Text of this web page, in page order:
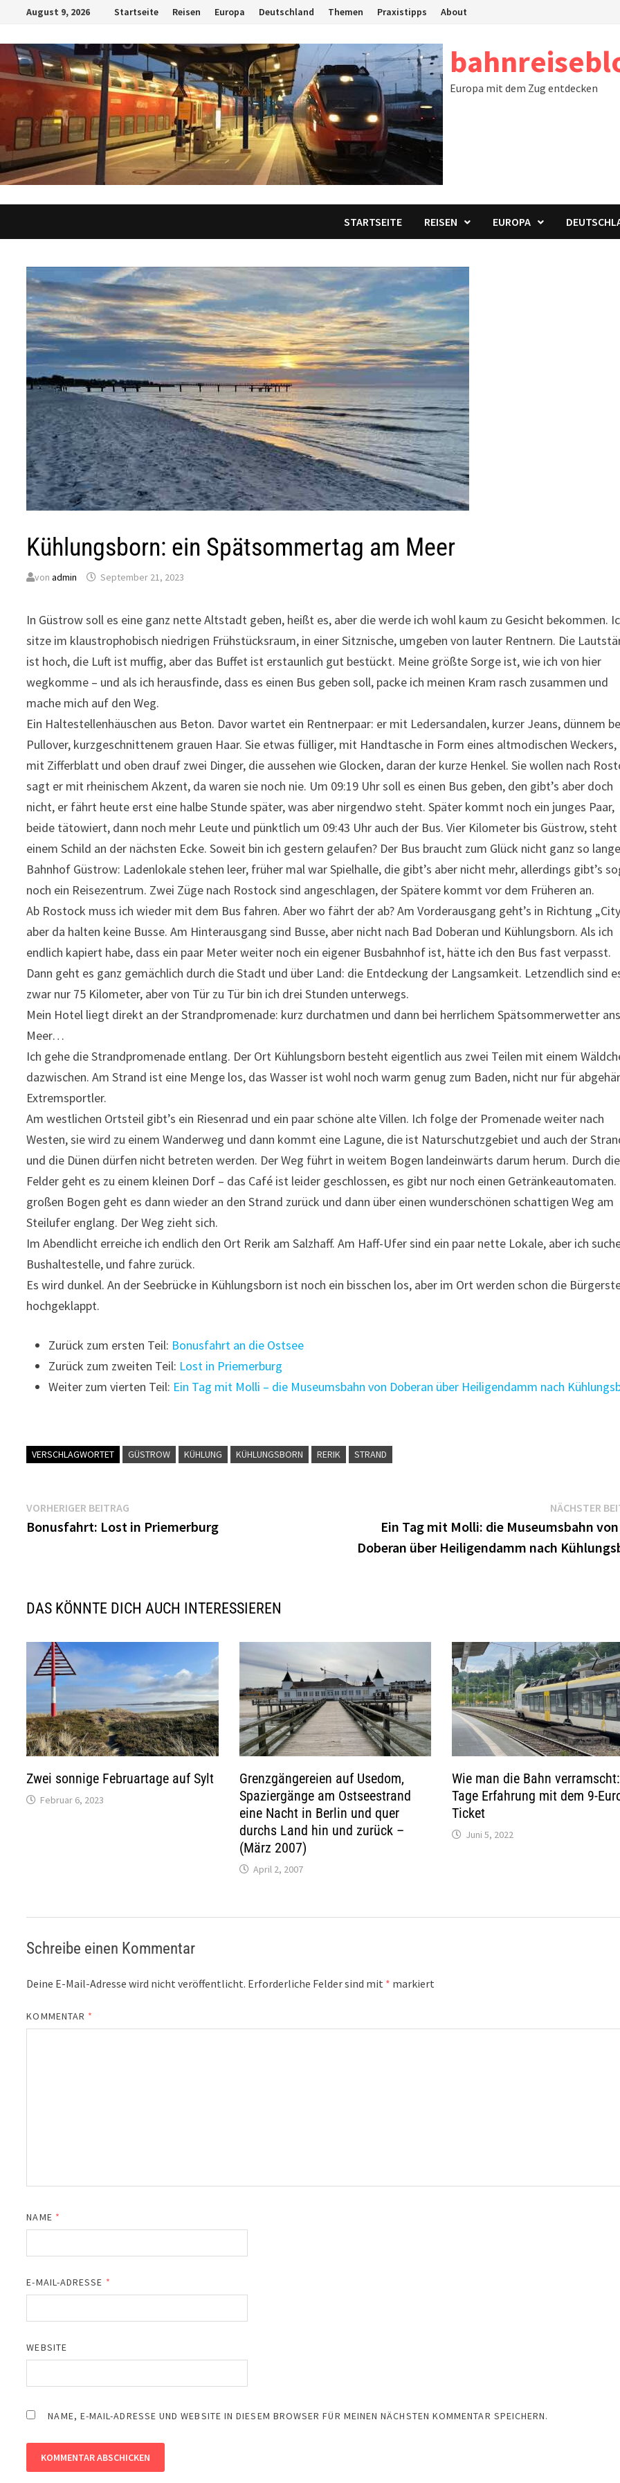
springen
August 9, 2026 Startseite Reisen Europa Deutschland Themen Praxistipps About
Europa mit dem Zug entdecken
STARTSEITE REISEN EUROPA
Kühlungsborn: ein Spätsommertag am Meer
vonadmin September 21, 2023
In Güstrow soll es eine ganz nette Altstadt geben, heißt es, aber die werde ich wohl kaum zu Gesicht bekommen.
sitze im klaustrophobisch niedrigen Frühstücksraum, in einer Sitznische, umgeben von lauter Rentnern. Die
ist hoch, die Luft ist muffig, aber das Buffet ist erstaunlich gut bestückt. Meine größte Sorge ist, wie ich von hier
wegkomme – und als ich herausfinde, dass es einen Bus geben soll, packe ich meinen Kram rasch zusammen und
mache mich auf den Weg.
Ein Haltestellenhäuschen aus Beton. Davor wartet ein Rentnerpaar: er mit Ledersandalen, kurzer Jeans, dünnem
Pullover, kurzgeschnittenem grauen Haar. Sie etwas fülliger, mit Handtasche in Form eines altmodischen Weckers,
mit Zifferblatt und oben drauf zwei Dinger, die aussehen wie Glocken, daran der kurze Henkel. Sie wollen nach
sagt er mit rheinischem Akzent, da waren sie noch nie. Um 09:19 Uhr soll es einen Bus geben, den gibt’s aber doch
nicht, er fährt heute erst eine halbe Stunde später, was aber nirgendwo steht. Später kommt noch ein junges Paar,
beide tätowiert, dann noch mehr Leute und pünktlich um 09:43 Uhr auch der Bus. Vier Kilometer bis Güstrow,
einem Schild an der nächsten Ecke. Soweit bin ich gestern gelaufen? Der Bus braucht zum Glück nicht ganz so
Bahnhof Güstrow: Ladenlokale stehen leer, früher mal war Spielhalle, die gibt’s aber nicht mehr, allerdings gibt’s
noch ein Reisezentrum. Zwei Züge nach Rostock sind angeschlagen, der Spätere kommt vor dem Früheren an.
Ab Rostock muss ich wieder mit dem Bus fahren. Aber wo fährt der ab? Am Vorderausgang geht’s in Richtung
aber da halten keine Busse. Am Hinterausgang sind Busse, aber nicht nach Bad Doberan und Kühlungsborn. Als ich
endlich kapiert habe, dass ein paar Meter weiter noch ein eigener Busbahnhof ist, hätte ich den Bus fast verpasst.
Dann geht es ganz gemächlich durch die Stadt und über Land: die Entdeckung der Langsamkeit. Letzendlich sind
zwar nur 75 Kilometer, aber von Tür zu Tür bin ich drei Stunden unterwegs.
Mein Hotel liegt direkt an der Strandpromenade: kurz durchatmen und dann bei herrlichem Spätsommerwetter
Meer…
Ich gehe die Strandpromenade entlang. Der Ort Kühlungsborn besteht eigentlich aus zwei Teilen mit einem
dazwischen. Am Strand ist eine Menge los, das Wasser ist wohl noch warm genug zum Baden, nicht nur für
Extremsportler.
Am westlichen Ortsteil gibt’s ein Riesenrad und ein paar schöne alte Villen. Ich folge der Promenade weiter nach
Westen, sie wird zu einem Wanderweg und dann kommt eine Lagune, die ist Naturschutzgebiet und auch der
und die Dünen dürfen nicht betreten werden. Der Weg führt in weitem Bogen landeinwärts darum herum. Durch die
Felder geht es zu einem kleinen Dorf – das Café ist leider geschlossen, es gibt nur noch einen
großen Bogen geht es dann wieder an den Strand zurück und dann über einen wunderschönen schattigen Weg am
Steilufer englang. Der Weg zieht sich.
Im Abendlicht erreiche ich endlich den Ort Rerik am Salzhaff. Am Haff-Ufer sind ein paar nette Lokale, aber ich
Bushaltestelle, und fahre zurück.
Es wird dunkel. An der Seebrücke in Kühlungsborn ist noch ein bisschen los, aber im Ort werden schon die
hochgeklappt.
Zurück zum ersten Teil: Bonusfahrt an die Ostsee
Zurück zum zweiten Teil: Lost in Priemerburg
Weiter zum vierten Teil: Ein Tag mit Molli – die Museumsbahn von Doberan über Heiligendamm nach
VERSCHLAGWORTET GÜSTROW KÜHLUNG KÜHLUNGSBORN RERIK STRAND
Beitragsnavigation
VORHERIGER BEITRAG
Beitrag:
Bonusfahrt: Lost in Priemerburg
NÄCHSTER
Ein Tag mit Molli: die Museumsbahn
Doberan über Heiligendamm nach
DAS KÖNNTE DICH AUCH INTERESSIEREN
Zwei sonnige Februartage auf Sylt
Februar 6, 2023
Grenzgängereien auf Usedom,
Spaziergänge am Ostseestrand
eine Nacht in Berlin und quer
durchs Land hin und zurück –
(März 2007)
April 2, 2007
Wie man die Bahn
Tage Erfahrung mit dem 9-
Ticket
Juni 5, 2022
Schreibe einen Kommentar
Deine E-Mail-Adresse wird nicht veröffentlicht. Erforderliche Felder sind mit * markiert
KOMMENTAR *
NAME *
E-MAIL-ADRESSE *
WEBSITE
NAME, E-MAIL-ADRESSE UND WEBSITE IN DIESEM BROWSER FÜR MEINEN NÄCHSTEN KOMMENTAR SPEICHERN.